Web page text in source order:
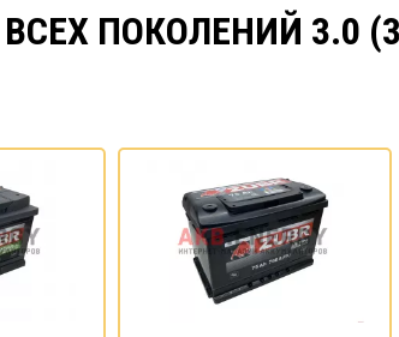
ПОКОЛЕНИЙ 3.0